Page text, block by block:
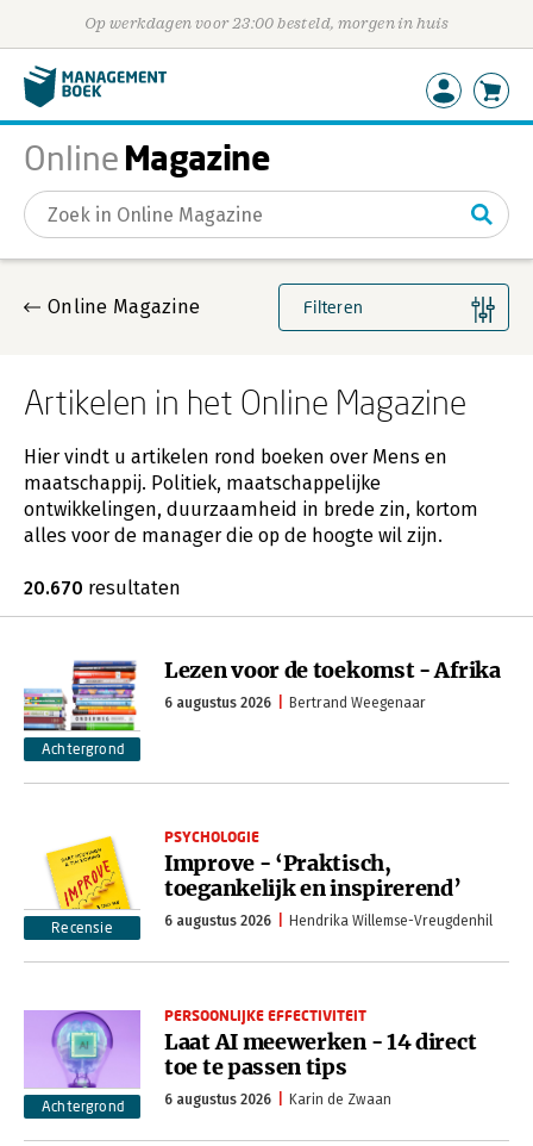
Op werkdagen voor 23:00 besteld, morgen in huis
Online Magazine
Gevonden artikelen
Online Magazine Filteren
Artikelen in het Online Magazine
Hier vindt u artikelen rond boeken over Mens en
maatschappij. Politiek, maatschappelijke
ontwikkelingen, duurzaamheid in brede zin, kortom
alles voor de manager die op de hoogte wil zijn.
20.670 resultaten
Achtergrond
Lezen voor de toekomst - Afrika
6 augustus 2026 Bertrand Weegenaar
Recensie
PSYCHOLOGIE
Improve - ‘Praktisch,
toegankelijk en inspirerend’
6 augustus 2026 Hendrika Willemse-Vreugdenhil
Achtergrond
PERSOONLIJKE EFFECTIVITEIT
Laat AI meewerken - 14 direct
toe te passen tips
6 augustus 2026 Karin de Zwaan